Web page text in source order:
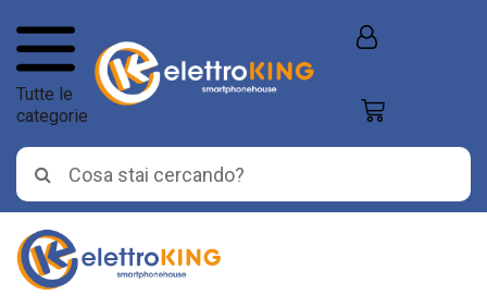
Tutte le
categorie